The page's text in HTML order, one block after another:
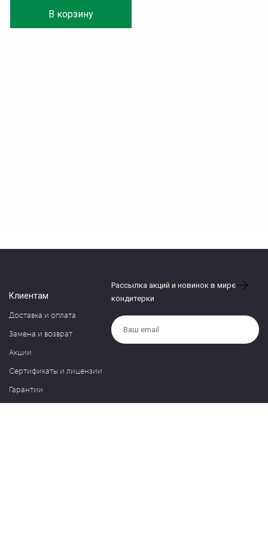
В корзину
Клиентам
Доставка и оплата
Замена и возврат
Акции
Сертификаты и лицензии
Гарантии
Рассылка акций и новинок в мире
кондитерки